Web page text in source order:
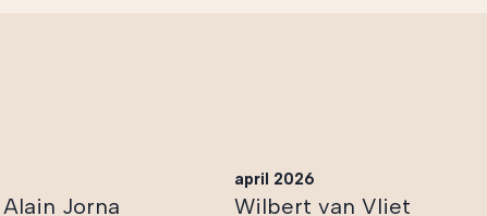
Alain Jorna
april 2026
Wilbert van Vliet